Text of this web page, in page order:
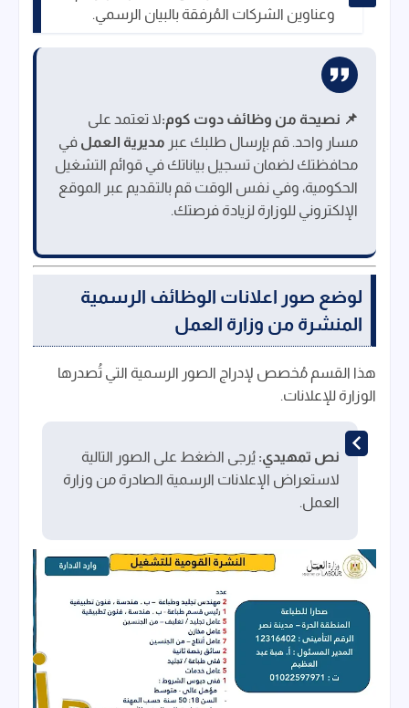
وعناوين الشركات المُرفقة بالبيان الرسمي.
📌 نصيحة من وظائف دوت كوم:لا تعتمد على
مسار واحد. قم بإرسال طلبك عبر مديرية العمل في
محافظتك لضمان تسجيل بياناتك في قوائم التشغيل
الحكومية، وفي نفس الوقت قم بالتقديم عبر الموقع
الإلكتروني للوزارة لزيادة فرصتك.
لوضع صور اعلانات الوظائف الرسمية
المنشرة من وزارة العمل
هذا القسم مُخصص لإدراج الصور الرسمية التي تُصدرها
الوزارة للإعلانات.
نص تمهيدي: يُرجى الضغط على الصور التالية
لاستعراض الإعلانات الرسمية الصادرة من وزارة
العمل.